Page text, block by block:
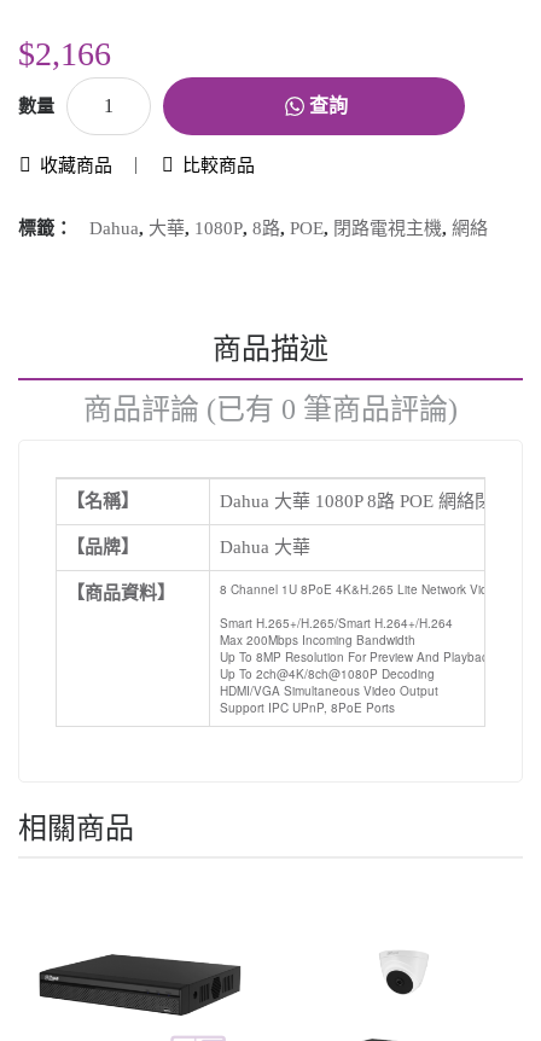
$2,166
數量 查詢
收藏商品 比較商品
標籤： Dahua, 大華, 1080P, 8路, POE, 閉路電視主機, 網絡
商品描述
商品評論 (已有 0 筆商品評論)
【名稱】 Dahua 大華 1080P 8路 POE 網絡閉路電
【品牌】 Dahua 大華
【商品資料】
8 Channel 1U 8PoE 4K&H.265 Lite Network Video
Smart H.265+/H.265/Smart H.264+/H.264
Max 200Mbps Incoming Bandwidth
Up To 8MP Resolution For Preview And Playback
Up To 2ch@4K/8ch@1080P Decoding
HDMI/VGA Simultaneous Video Output
Support IPC UPnP, 8PoE Ports
相關商品